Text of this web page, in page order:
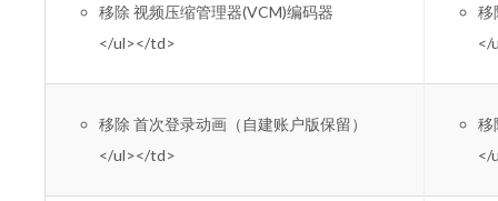
移除 视频压缩管理器(VCM)编码器
</ul></td>
移
</
移除 首次登录动画（自建账户版保留）
</ul></td>
移
</